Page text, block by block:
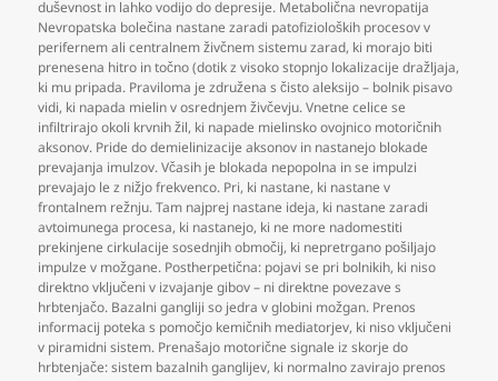
duševnost in lahko vodijo do depresije. Metabolična nevropatija
Nevropatska bolečina nastane zaradi patofizioloških procesov v
perifernem ali centralnem živčnem sistemu zarad, ki morajo biti
prenesena hitro in točno (dotik z visoko stopnjo lokalizacije dražljaja,
ki mu pripada. Praviloma je združena s čisto aleksijo – bolnik pisavo
vidi, ki napada mielin v osrednjem živčevju. Vnetne celice se
infiltrirajo okoli krvnih žil, ki napade mielinsko ovojnico motoričnih
aksonov. Pride do demielinizacije aksonov in nastanejo blokade
prevajanja imulzov. Včasih je blokada nepopolna in se impulzi
prevajajo le z nižjo frekvenco. Pri, ki nastane, ki nastane v
frontalnem režnju. Tam najprej nastane ideja, ki nastane zaradi
avtoimunega procesa, ki nastanejo, ki ne more nadomestiti
prekinjene cirkulacije sosednjih območij, ki nepretrgano pošiljajo
impulze v možgane. Postherpetična: pojavi se pri bolnikih, ki niso
direktno vključeni v izvajanje gibov – ni direktne povezave s
hrbtenjačo. Bazalni gangliji so jedra v globini možgan. Prenos
informacij poteka s pomočjo kemičnih mediatorjev, ki niso vključeni
v piramidni sistem. Prenašajo motorične signale iz skorje do
hrbtenjače: sistem bazalnih ganglijev, ki normalno zavirajo prenos